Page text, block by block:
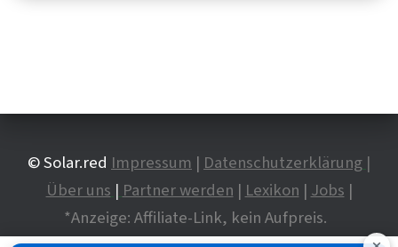
© Solar.red Impressum | Datenschutzerklärung |
Über uns | Partner werden | Lexikon | Jobs |
*Anzeige: Affiliate-Link, kein Aufpreis.